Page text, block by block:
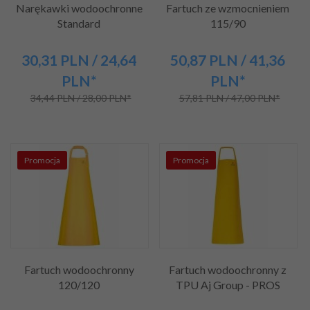
Narękawki wodoochronne
Standard
30,31 PLN / 24,64
PLN*
34,44 PLN / 28,00 PLN*
Fartuch ze wzmocnieniem
115/90
50,87 PLN / 41,36
PLN*
57,81 PLN / 47,00 PLN*
Promocja
Fartuch wodoochronny
120/120
Promocja
Fartuch wodoochronny z
TPU Aj Group - PROS